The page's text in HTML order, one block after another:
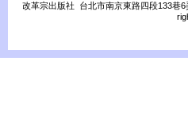
改革宗出版社 台北市南京東路四段133巷